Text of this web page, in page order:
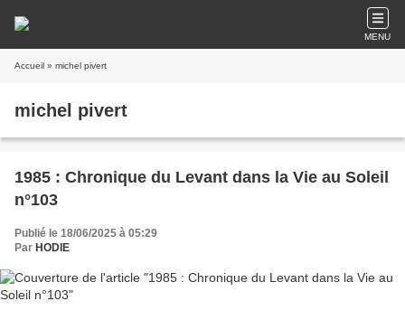
MENU
Accueil » michel pivert
michel pivert
1985 : Chronique du Levant dans la Vie au Soleil
n°103
Publié le 18/06/2025 à 05:29
Par HODIE